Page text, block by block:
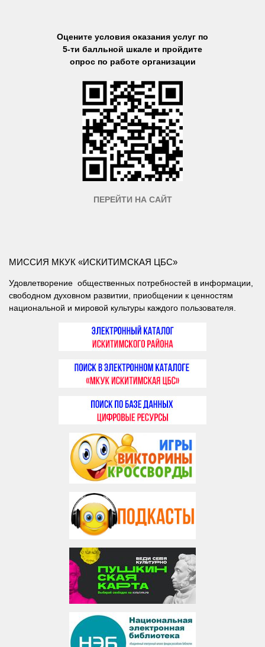
Оцените условия оказания услуг по
5-ти балльной шкале и пройдите
опрос по работе организации
ПЕРЕЙТИ НА САЙТ
МИССИЯ МКУК «ИСКИТИМСКАЯ ЦБС»
Удовлетворение общественных потребностей в информации,
свободном духовном развитии, приобщении к ценностям
национальной и мировой культуры каждого пользователя.